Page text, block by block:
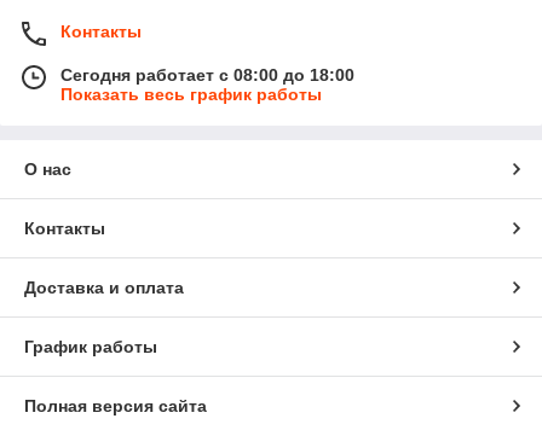
Контакты
Сегодня работает с 08:00 до 18:00
Показать весь график работы
О нас
Контакты
Доставка и оплата
График работы
Полная версия сайта